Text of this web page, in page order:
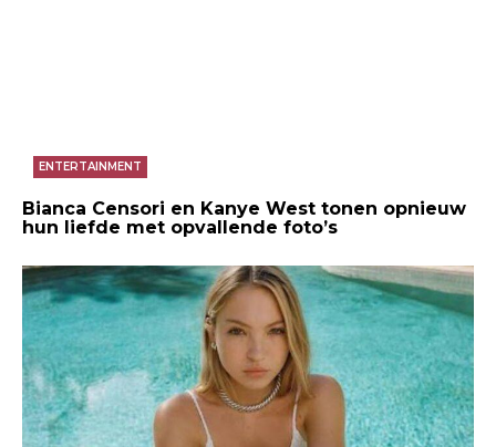
ENTERTAINMENT
Bianca Censori en Kanye West tonen opnieuw
hun liefde met opvallende foto’s